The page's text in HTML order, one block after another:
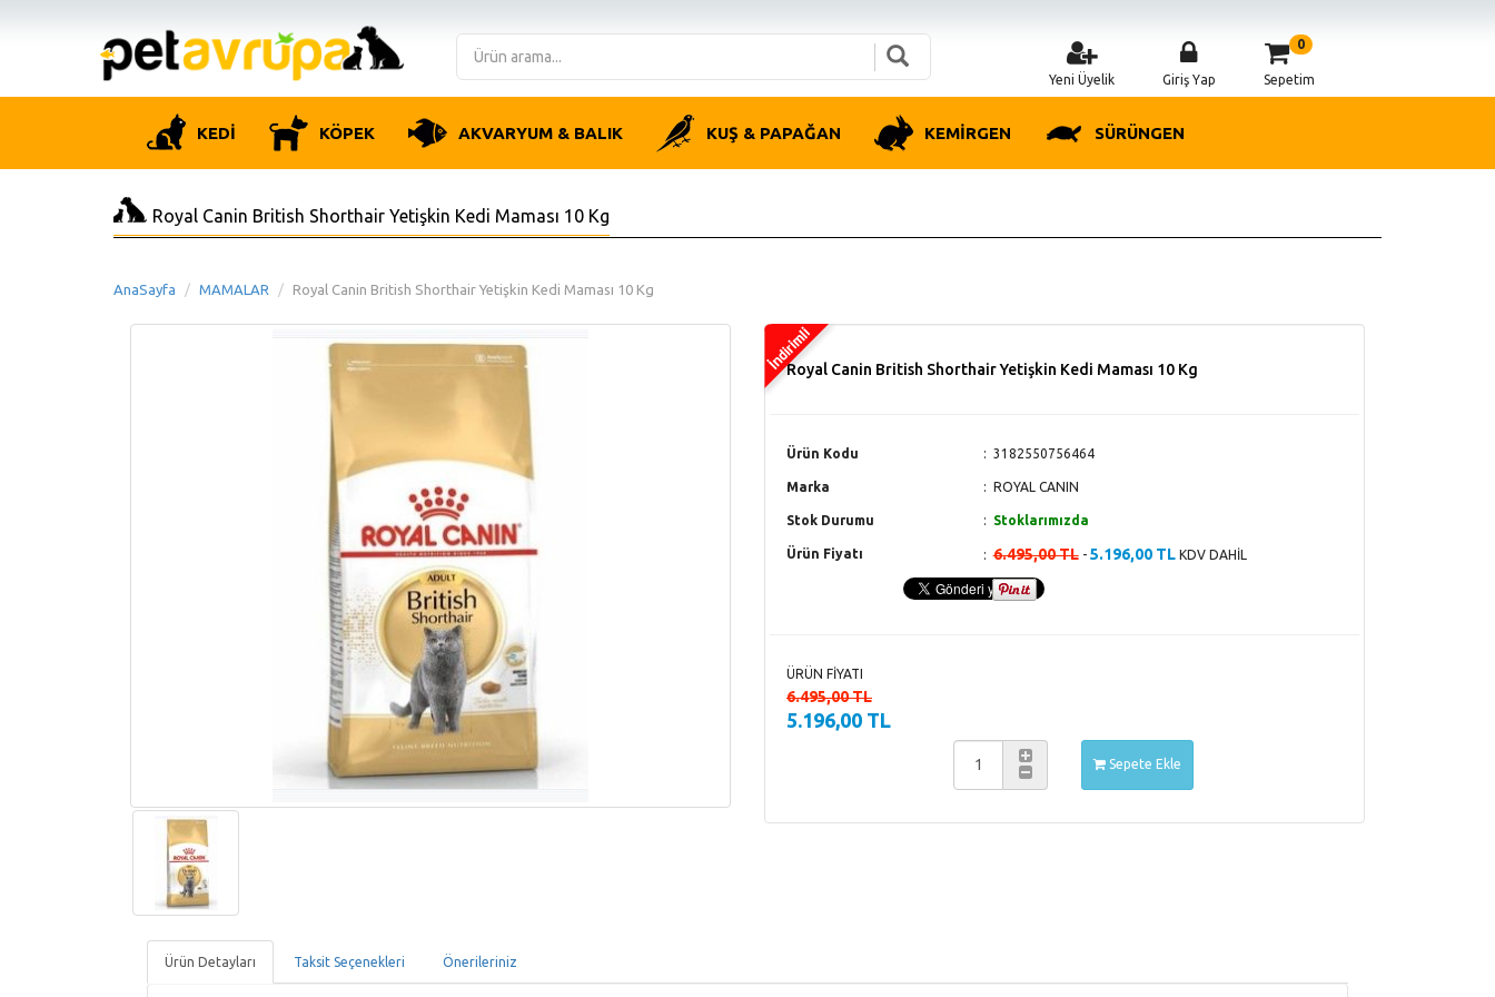
Yeni Üyelik Giriş Yap
0
Sepetim
KEDİ KÖPEK AKVARYUM & BALIK KUŞ & PAPAĞAN KEMİRGEN SÜRÜNGEN
Royal Canin British Shorthair Yetişkin Kedi Maması 10 Kg
AnaSayfa MAMALAR Royal Canin British Shorthair Yetişkin Kedi Maması 10 Kg
Royal Canin British Shorthair Yetişkin Kedi Maması 10 Kg
Ürün Kodu 3182550756464
Marka ROYAL CANIN
Stok Durumu Stoklarımızda
Ürün Fiyatı 6.495,00 TL- 5.196,00 TLKDV DAHİL
ÜRÜN FİYATI
6.495,00 TL
5.196,00 TL
Sepete Ekle
Ürün Detayları Taksit Seçenekleri Önerileriniz